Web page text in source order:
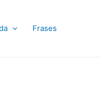
Frases